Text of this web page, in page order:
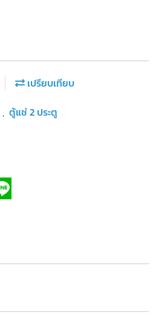
เปรียบเทียบ
, ตู้แช่ 2 ประตู